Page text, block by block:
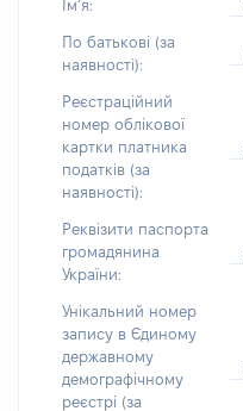
Імʼя:
По батькові (за
наявності):
Реєстраційний
номер облікової
картки платника
податків (за
наявності):
Реквізити паспорта
громадянина
України:
Унікальний номер
запису в Єдиному
державному
демографічному
реєстрі (за